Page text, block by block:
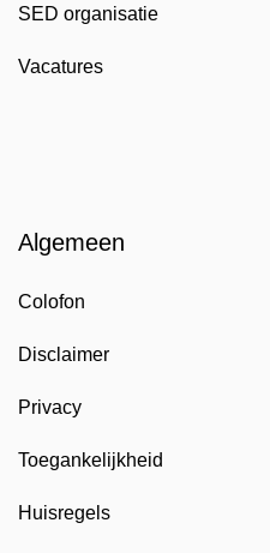
SED organisatie
Vacatures
Algemeen
Colofon
Disclaimer
Privacy
Toegankelijkheid
Huisregels